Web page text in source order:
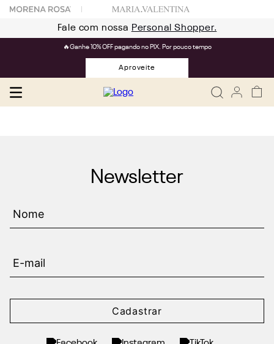
Fale com nossa Personal Shopper.
🔥Ganhe 10% OFF pagando no PIX. Por pouco tempo
Aproveite
Newsletter
Cadastrar